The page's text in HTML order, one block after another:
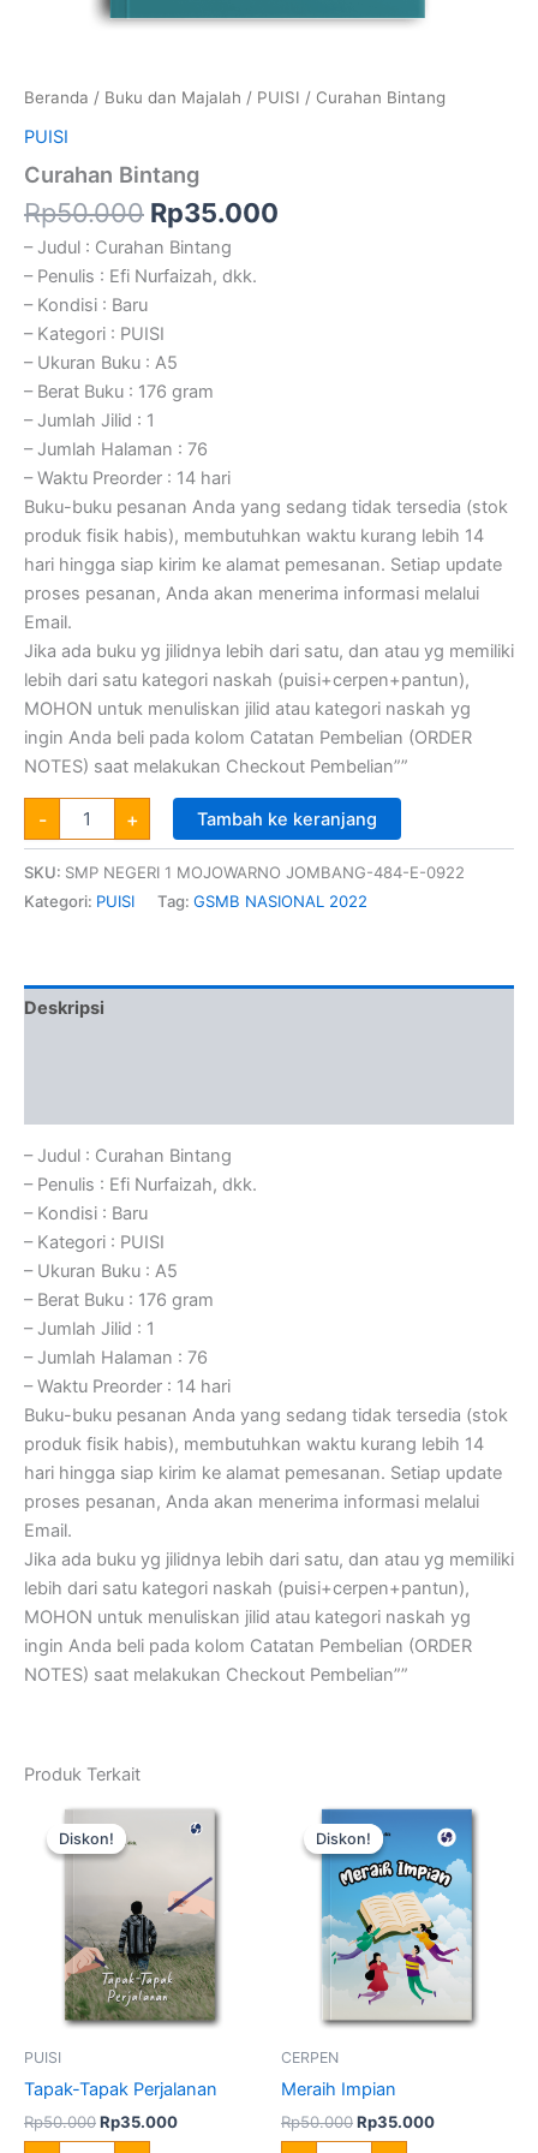
Beranda / Buku dan Majalah / PUISI / Curahan Bintang
PUISI
Curahan Bintang
Rp50.000 Rp35.000
– Judul : Curahan Bintang
– Penulis : Efi Nurfaizah, dkk.
– Kondisi : Baru
– Kategori : PUISI
– Ukuran Buku : A5
– Berat Buku : 176 gram
– Jumlah Jilid : 1
– Jumlah Halaman : 76
– Waktu Preorder : 14 hari
Buku-buku pesanan Anda yang sedang tidak tersedia (stok
produk fisik habis), membutuhkan waktu kurang lebih 14
hari hingga siap kirim ke alamat pemesanan. Setiap update
proses pesanan, Anda akan menerima informasi melalui
Email.
Jika ada buku yg jilidnya lebih dari satu, dan atau yg memiliki
lebih dari satu kategori naskah (puisi+cerpen+pantun),
MOHON untuk menuliskan jilid atau kategori naskah yg
ingin Anda beli pada kolom Catatan Pembelian (ORDER
NOTES) saat melakukan Checkout Pembelian””
- + Tambah ke keranjang
SKU: SMP NEGERI 1 MOJOWARNO JOMBANG-484-E-0922
Kategori: PUISI Tag: GSMB NASIONAL 2022
Deskripsi
– Judul : Curahan Bintang
– Penulis : Efi Nurfaizah, dkk.
– Kondisi : Baru
– Kategori : PUISI
– Ukuran Buku : A5
– Berat Buku : 176 gram
– Jumlah Jilid : 1
– Jumlah Halaman : 76
– Waktu Preorder : 14 hari
Buku-buku pesanan Anda yang sedang tidak tersedia (stok
produk fisik habis), membutuhkan waktu kurang lebih 14
hari hingga siap kirim ke alamat pemesanan. Setiap update
proses pesanan, Anda akan menerima informasi melalui
Email.
Jika ada buku yg jilidnya lebih dari satu, dan atau yg memiliki
lebih dari satu kategori naskah (puisi+cerpen+pantun),
MOHON untuk menuliskan jilid atau kategori naskah yg
ingin Anda beli pada kolom Catatan Pembelian (ORDER
NOTES) saat melakukan Checkout Pembelian””
Produk Terkait
Diskon!
Diskon!
PUISI
Tapak-Tapak Perjalanan
Rp50.000
Harga
aslinya
adalah:
Rp35.000
Harga
saat
Rp35.000.
Kuantitas
Tapak-
Tapak
Diskon!
Diskon!
CERPEN
Meraih Impian
Rp50.000
Harga
aslinya
adalah:
Rp50.000.
Rp35.000
Harga
saat
ini
adalah:
Rp35.000.
Kuantitas
Meraih
Impian